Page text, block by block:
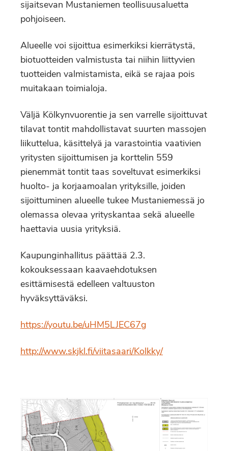
sijaitsevan Mustaniemen teollisuusaluetta
pohjoiseen.
Alueelle voi sijoittua esimerkiksi kierrätystä,
biotuotteiden valmistusta tai niihin liittyvien
tuotteiden valmistamista, eikä se rajaa pois
muitakaan toimialoja.
Väljä Kölkynvuorentie ja sen varrelle sijoittuvat
tilavat tontit mahdollistavat suurten massojen
liikuttelua, käsittelyä ja varastointia vaativien
yritysten sijoittumisen ja korttelin 559
pienemmät tontit taas soveltuvat esimerkiksi
huolto- ja korjaamoalan yrityksille, joiden
sijoittuminen alueelle tukee Mustaniemessä jo
olemassa olevaa yrityskantaa sekä alueelle
haettavia uusia yrityksiä.
Kaupunginhallitus päättää 2.3.
kokouksessaan kaavaehdotuksen
esittämisestä edelleen valtuuston
hyväksyttäväksi.
https://youtu.be/uHM5LJEC67g
http://www.skjkl.fi/viitasaari/Kolkky/